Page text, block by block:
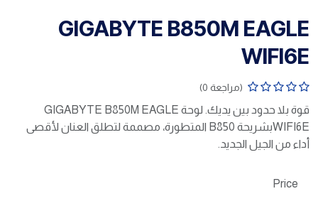
GIGABYTE B850M EAGLE
WIFI6E
(مراجعة 0)
قوة بلا حدود بين يديك. لوحة GIGABYTE B850M EAGLE
WIFI6Eبشريحة B850 المتطورة، مصممة لتطلق العنان لأقصى
أداء من الجيل الجديد.
Price